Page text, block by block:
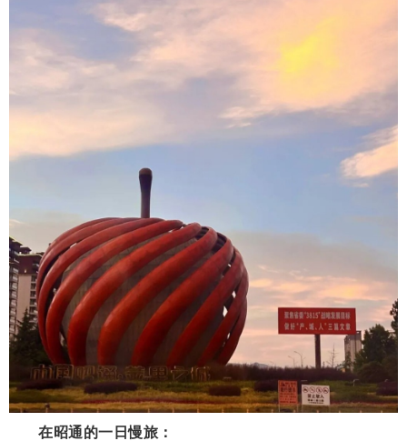
在昭通的一日慢旅：